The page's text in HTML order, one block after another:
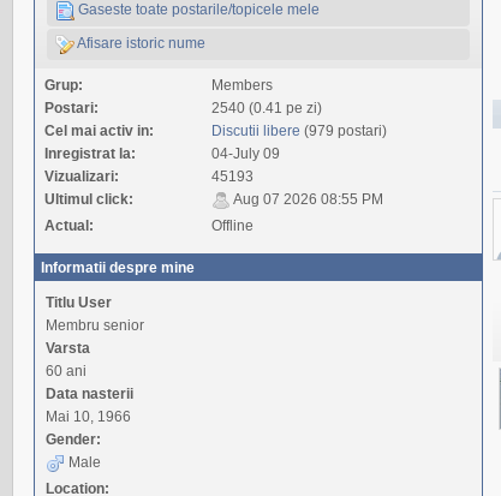
Gaseste toate postarile/topicele mele
Afisare istoric nume
Grup:
Members
Postari:
2540 (0.41 pe zi)
Cel mai activ in:
Discutii libere (979 postari)
Inregistrat la:
04-July 09
Vizualizari:
45193
Ultimul click:
Aug 07 2026 08:55 PM
Actual:
Offline
Informatii despre mine
Titlu User
Membru senior
Varsta
60 ani
Data nasterii
Mai 10, 1966
Gender:
Male
Location: